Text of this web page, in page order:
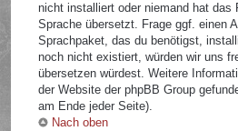
nicht installiert oder niemand hat das
Sprache übersetzt. Frage ggf. einen
Sprachpaket, das du benötigst,
noch nicht existiert, würden wir uns
übersetzen würdest. Weitere
der Website der phpBB Group
am Ende jeder Seite).
Nach oben